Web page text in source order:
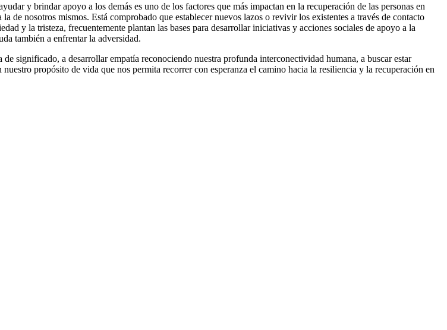
y brindar apoyo a los demás es uno de los factores que más impactan en la recuperación de las personas en
de nosotros mismos. Está comprobado que establecer nuevos lazos o revivir los existentes a través de contacto
y la tristeza, frecuentemente plantan las bases para desarrollar iniciativas y acciones sociales de apoyo a la
también a enfrentar la adversidad.
significado, a desarrollar empatía reconociendo nuestra profunda interconectividad humana, a buscar estar
nuestro propósito de vida que nos permita recorrer con esperanza el camino hacia la resiliencia y la recuperación en